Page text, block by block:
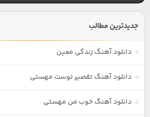
جدیدترین مطالب
دانلود آهنگ زندگی معین
دانلود آهنگ تقصیر توست مهستی
دانلود آهنگ خوب من مهستی